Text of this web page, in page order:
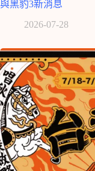
與黑豹3新消息
2026-07-28